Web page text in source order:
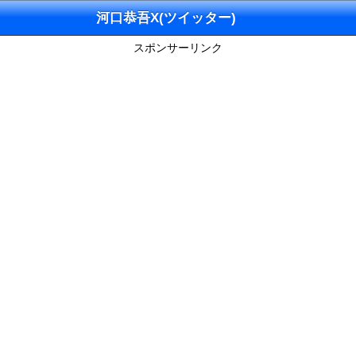
河口恭吾X(ツイッター)
スポンサーリンク